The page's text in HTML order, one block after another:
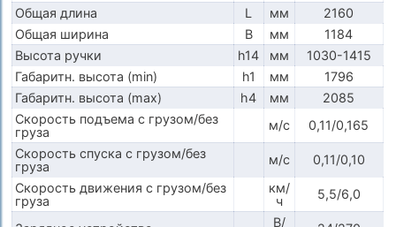
Общая длина
L мм
2160
Общая ширина
B мм
1184
Высота ручки
h14 мм
1030-1415
Габаритн. высота (min)
h1 мм
1796
Габаритн. высота (max)
h4 мм
2085
Скорость подъема с грузом/без
груза
м/с
0,11/0,165
Скорость спуска с грузом/без
груза
м/с
0,11/0,10
Скорость движения с грузом/без
груза
км/
ч
5,5/6,0
В/